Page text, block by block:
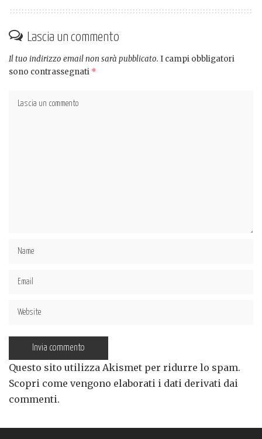
Lascia un commento
Il tuo indirizzo email non sarà pubblicato. I campi obbligatori
sono contrassegnati *
Questo sito utilizza Akismet per ridurre lo spam.
Scopri come vengono elaborati i dati derivati dai
commenti.